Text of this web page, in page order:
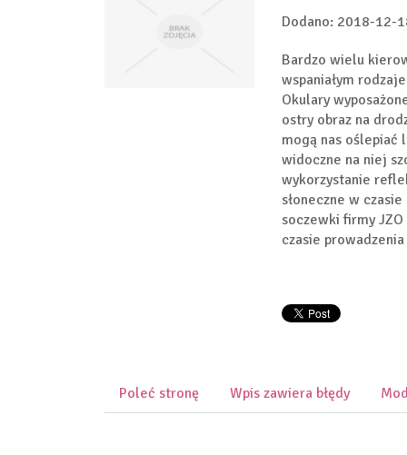
Dodano: 2018-12-
Bardzo wielu
wspaniałym
Okulary
ostry obraz na
mogą nas oślepiać
widoczne na niej
wykorzystanie
słoneczne w
soczewki firmy
czasie
Poleć stronę Wpis zawiera błędy